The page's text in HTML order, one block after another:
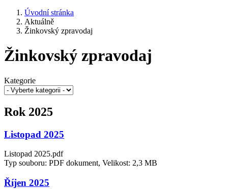
Úvodní stránka
Aktuálně
Žinkovský zpravodaj
Žinkovský zpravodaj
Kategorie
Rok 2025
Listopad 2025
Listopad 2025.pdf
Typ souboru: PDF dokument, Velikost: 2,3 MB
Říjen 2025